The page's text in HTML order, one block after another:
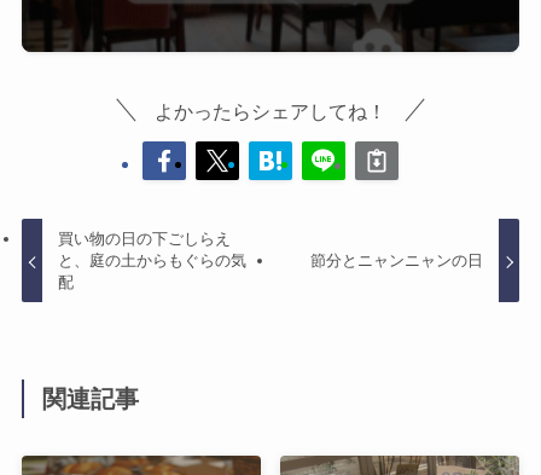
よかったらシェアしてね！
買い物の日の下ごしらえ
と、庭の土からもぐらの気
配
節分とニャンニャンの日
関連記事